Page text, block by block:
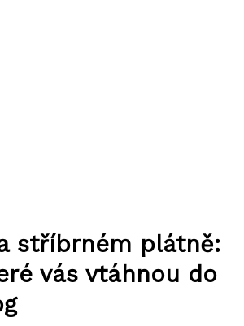
stříbrném plátně:
vás vtáhnou do